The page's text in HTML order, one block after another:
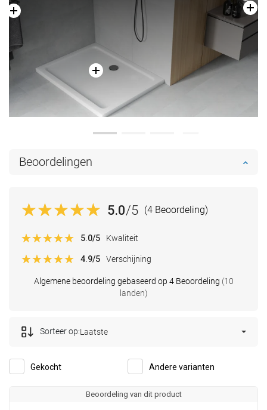
Beoordelingen
5.0/5 (4 Beoordeling)
Algemene beoordeling gebaseerd op 4 Beoordeling (10
landen)
5.0/5 Kwaliteit
4.9/5 Verschijning
Gekocht Andere varianten
Sorteer op:Laatste
Beoordeling van dit product